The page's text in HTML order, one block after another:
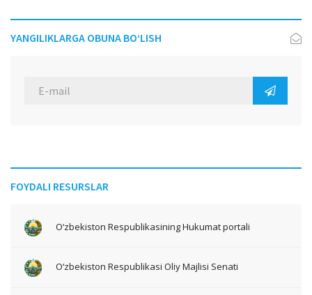
YANGILIKLARGA OBUNA BO‘LISH
FOYDALI RESURSLAR
O‘zbekiston Respublikasining Hukumat portali
O‘zbekiston Respublikasi Oliy Majlisi Senati